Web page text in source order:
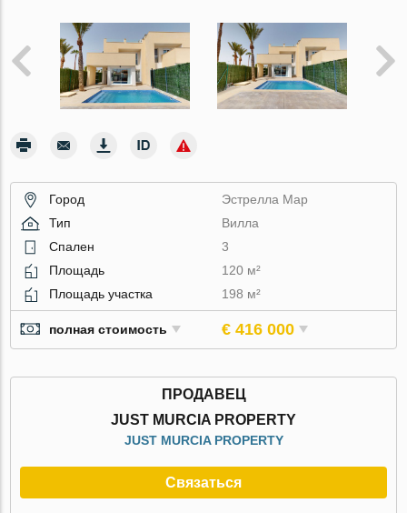
Город
Эстрелла Мар
Тип
Вилла
Спален
3
Площадь
120 м²
Площадь участка
198 м²
полная стоимость € 416 000
ПРОДАВЕЦ
JUST MURCIA PROPERTY
JUST MURCIA PROPERTY
Связаться